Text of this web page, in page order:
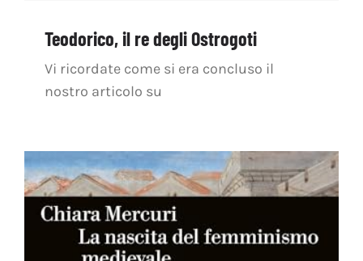
Teodorico, il re degli Ostrogoti
Vi ricordate come si era concluso il
nostro articolo su